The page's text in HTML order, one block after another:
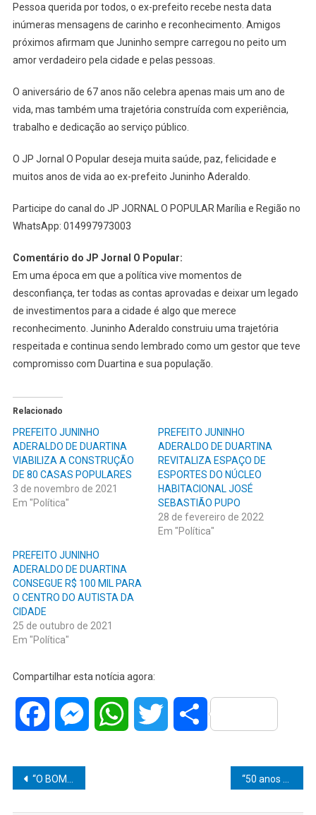
Pessoa querida por todos, o ex-prefeito recebe nesta data
inúmeras mensagens de carinho e reconhecimento. Amigos
próximos afirmam que Juninho sempre carregou no peito um
amor verdadeiro pela cidade e pelas pessoas.
O aniversário de 67 anos não celebra apenas mais um ano de
vida, mas também uma trajetória construída com experiência,
trabalho e dedicação ao serviço público.
O JP Jornal O Popular deseja muita saúde, paz, felicidade e
muitos anos de vida ao ex-prefeito Juninho Aderaldo.
Participe do canal do JP JORNAL O POPULAR Marília e Região no
WhatsApp: 014997973003
Comentário do JP Jornal O Popular:
Em uma época em que a política vive momentos de
desconfiança, ter todas as contas aprovadas e deixar um legado
de investimentos para a cidade é algo que merece
reconhecimento. Juninho Aderaldo construiu uma trajetória
respeitada e continua sendo lembrado como um gestor que teve
compromisso com Duartina e sua população.
Relacionado
PREFEITO JUNINHO
ADERALDO DE DUARTINA
VIABILIZA A CONSTRUÇÃO
DE 80 CASAS POPULARES
3 de novembro de 2021
Em "Política"
PREFEITO JUNINHO
ADERALDO DE DUARTINA
REVITALIZA ESPAÇO DE
ESPORTES DO NÚCLEO
HABITACIONAL JOSÉ
SEBASTIÃO PUPO
28 de fevereiro de 2022
Em "Política"
PREFEITO JUNINHO
ADERALDO DE DUARTINA
CONSEGUE R$ 100 MIL PARA
O CENTRO DO AUTISTA DA
CIDADE
25 de outubro de 2021
Em "Política"
Compartilhar esta notícia agora:
Facebook MessengerWhatsAppTwitter Share
Navegação
de
“O BOM FILHO À CASA TORNA”: REENCONTRO ENTRE TATÁ DOS BRINQUEDOS E VEREADORA FABIANA CAMARINHA EMOCIONA E MOSTRA QUE O RESPEITO FALOU MAIS ALTO